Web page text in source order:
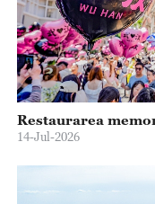
Restaurarea
14-Jul-2026